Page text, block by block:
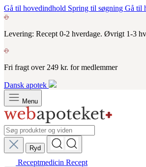
Gå til hovedindhold Spring til søgning Gå til
Levering: Recept 0-2 hverdage. Øvrigt 1-3
Fri fragt over 249 kr. for medlemmer
Dansk apotek
Menu
Ryd
Receptmedicin Recept